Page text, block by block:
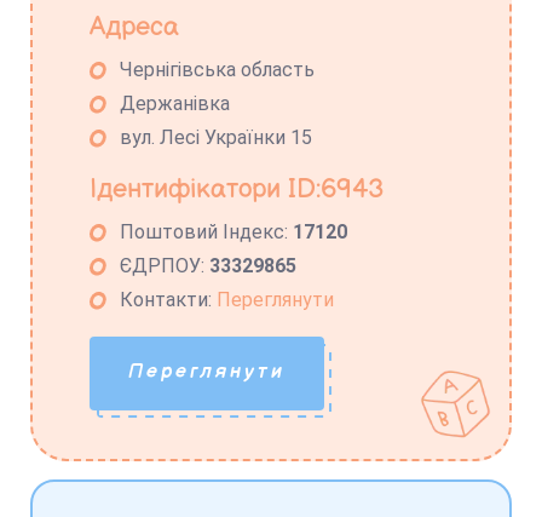
Адреса
Чернігівська область
Держанівка
вул. Лесі Українки 15
Ідентифікатори ID:6943
Поштовий Індекс: 17120
ЄДРПОУ: 33329865
Контакти: Переглянути
Переглянути